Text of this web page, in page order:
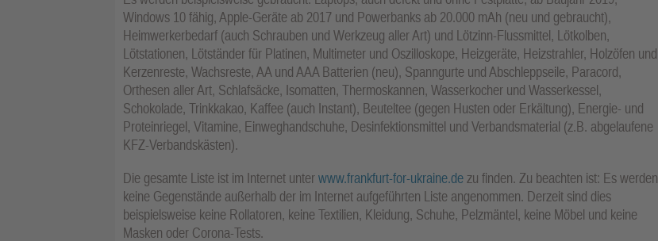
Windows 10 fähig, Apple-Geräte ab 2017 und Powerbanks ab 20.000 mAh (neu und gebraucht),
Heimwerkerbedarf (auch Schrauben und Werkzeug aller Art) und Lötzinn-Flussmittel, Lötkolben,
Lötstationen, Lötständer für Platinen, Multimeter und Oszilloskope, Heizgeräte, Heizstrahler, Holzöfen und
Kerzenreste, Wachsreste, AA und AAA Batterien (neu), Spanngurte und Abschleppseile, Paracord,
Orthesen aller Art, Schlafsäcke, Isomatten, Thermoskannen, Wasserkocher und Wasserkessel,
Schokolade, Trinkkakao, Kaffee (auch Instant), Beuteltee (gegen Husten oder Erkältung), Energie- und
Proteinriegel, Vitamine, Einweghandschuhe, Desinfektionsmittel und Verbandsmaterial (z.B. abgelaufene
KFZ-Verbandskästen).
Die gesamte Liste ist im Internet unterwww.frankfurt-for-ukraine.dezu finden. Zu beachten ist: Es werden
keine Gegenstände außerhalb der im Internet aufgeführten Liste angenommen. Derzeit sind dies
beispielsweise keine Rollatoren, keine Textilien, Kleidung, Schuhe, Pelzmäntel, keine Möbel und keine
Masken oder Corona-Tests.